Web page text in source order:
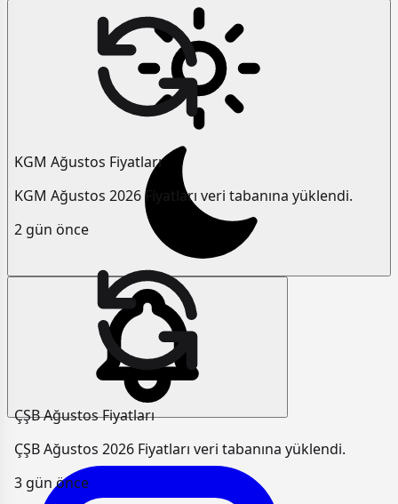
KGM Ağustos Fiyatları
KGM Ağustos 2026 Fiyatları veri tabanına yüklendi.
2 gün önce
ÇŞB Ağustos Fiyatları
ÇŞB Ağustos 2026 Fiyatları veri tabanına yüklendi.
3 gün önce